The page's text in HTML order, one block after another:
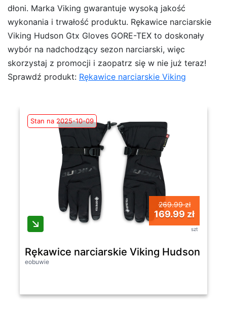
dłoni. Marka Viking gwarantuje wysoką jakość
wykonania i trwałość produktu. Rękawice narciarskie
Viking Hudson Gtx Gloves GORE-TEX to doskonały
wybór na nadchodzący sezon narciarski, więc
skorzystaj z promocji i zaopatrz się w nie już teraz!
Sprawdź produkt: Rękawice narciarskie Viking
Stan na 2025-10-09
269.99 zł
169.99 zł
szt
Rękawice narciarskie Viking Hudson Gtx
eobuwie